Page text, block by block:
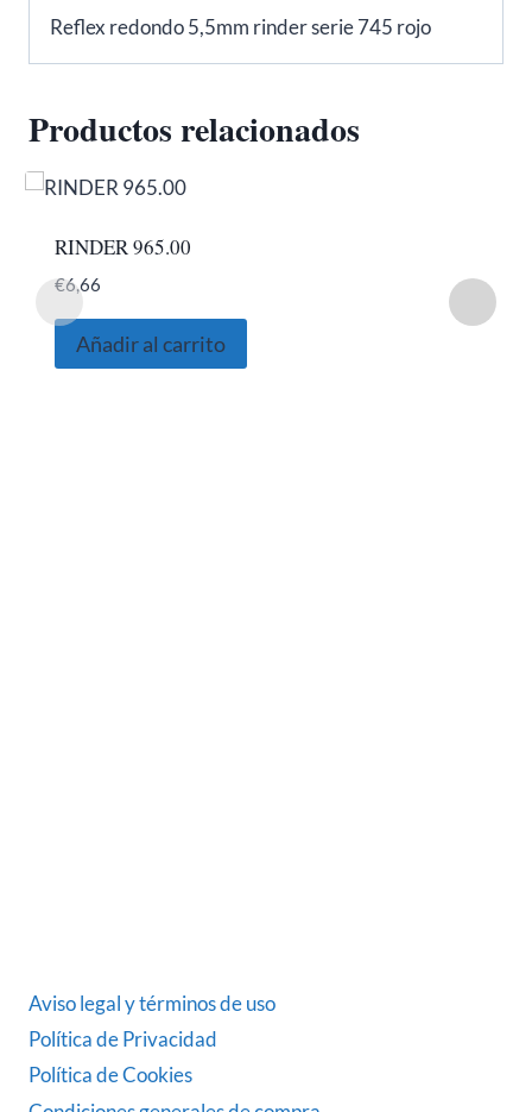
Reflex redondo 5,5mm rinder serie 745 rojo
Productos relacionados
RINDER 965.00
€6,66
Añadir al carrito
Aviso legal y términos de uso
Política de Privacidad
Política de Cookies